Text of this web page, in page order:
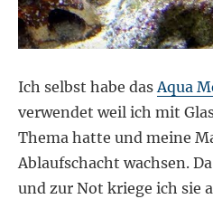
Ich selbst habe dasAqua
verwendet weil ich mit
Thema hatte und meine
Ablaufschacht wachsen.
und zur Not kriege ich sie